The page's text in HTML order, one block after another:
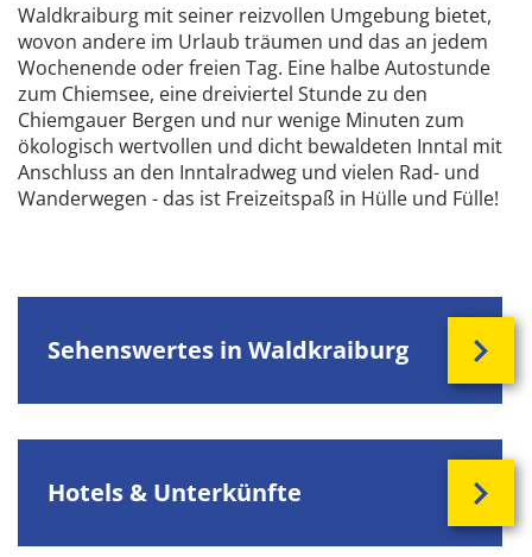
Waldkraiburg mit seiner reizvollen Umgebung bietet,
wovon andere im Urlaub träumen und das an jedem
Wochenende oder freien Tag. Eine halbe Autostunde
zum Chiemsee, eine dreiviertel Stunde zu den
Chiemgauer Bergen und nur wenige Minuten zum
ökologisch wertvollen und dicht bewaldeten Inntal mit
Anschluss an den Inntalradweg und vielen Rad- und
Wanderwegen - das ist Freizeitspaß in Hülle und Fülle!
Sehenswertes in Waldkraiburg
Hotels & Unterkünfte